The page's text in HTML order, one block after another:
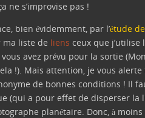
ne s’improvise pas !
bien évidemment, par l’étude
liste de liens ceux que j’utilise
avez prévu pour la sortie
!). Mais attention, je vous
de bonnes conditions ! Il
(qui a pour effet de disperser la
planétaire. Donc, à